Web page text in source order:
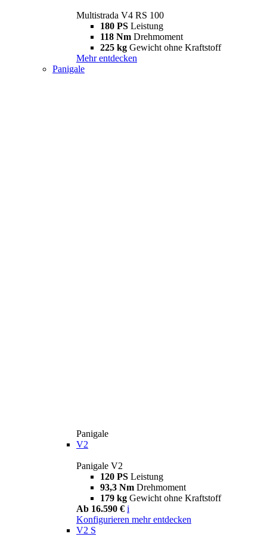
Multistrada V4 RS 100
180 PS Leistung
118 Nm Drehmoment
225 kg Gewicht ohne Kraftstoff
Mehr entdecken
Panigale
Panigale
V2
Panigale V2
120 PS Leistung
93,3 Nm Drehmoment
179 kg Gewicht ohne Kraftstoff
Ab 16.590 € i
Konfigurieren mehr entdecken
V2 S